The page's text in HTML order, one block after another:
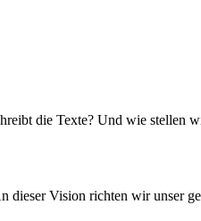
die Texte? Und wie stellen
dieser Vision richten wir unser